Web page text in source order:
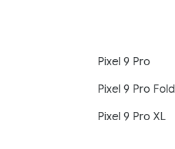
Pixel 9 Pro
Pixel 9 Pro Fold
Pixel 9 Pro XL